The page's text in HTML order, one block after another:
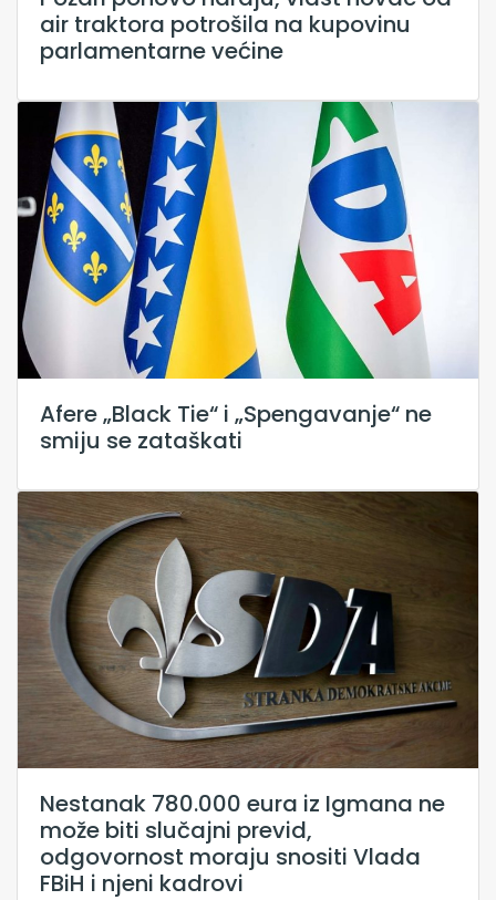
air traktora potrošila na kupovinu
parlamentarne većine
Afere „Black Tie“ i „Spengavanje“ ne
smiju se zataškati
Nestanak 780.000 eura iz Igmana ne
može biti slučajni previd,
odgovornost moraju snositi Vlada
FBiH i njeni kadrovi